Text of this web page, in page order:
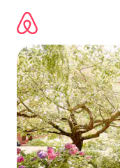
directement
contenu